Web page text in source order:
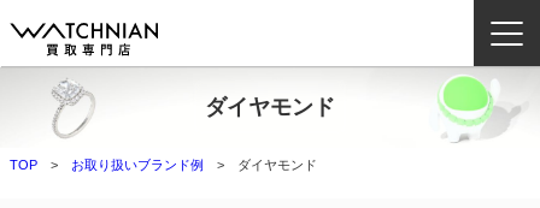
ウォッチニアン買取専門店とは？
ブランドから探す
ダイヤモンド
TOP お取り扱いブランド例 ダイヤモンド